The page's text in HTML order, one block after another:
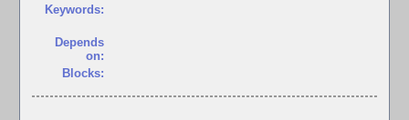
Keywords:
Depends
on:
Blocks: